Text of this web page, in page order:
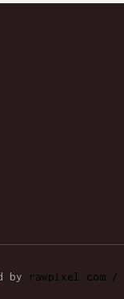
by
rawpixel.com /